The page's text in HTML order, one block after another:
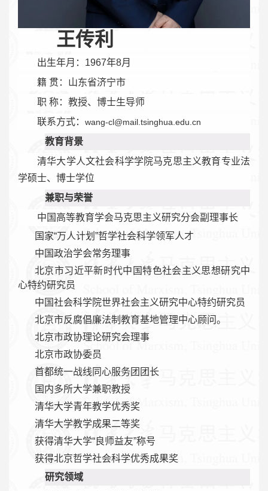
王传利
出生年月：1967年8月
籍 贯：山东省济宁市
职 称：教授、博士生导师
联系方式： wang-cl@mail.tsinghua.edu.cn
教育背景
清华大学人文社会科学学院马克思主义教育专业法
学硕士、博士学位
兼职与荣誉
中国高等教育学会马克思主义研究分会副理事长
国家“万人计划”哲学社会科学领军人才
中国政治学会常务理事
北京市习近平新时代中国特色社会主义思想研究中
心特约研究员
中国社会科学院世界社会主义研究中心特约研究员
北京市反腐倡廉法制教育基地管理中心顾问。
北京市政协理论研究会理事
北京市政协委员
首都统一战线同心服务团团长
国内多所大学兼职教授
清华大学青年教学优秀奖
清华大学教学成果二等奖
获得清华大学“良师益友”称号
获得北京哲学社会科学优秀成果奖
研究领域